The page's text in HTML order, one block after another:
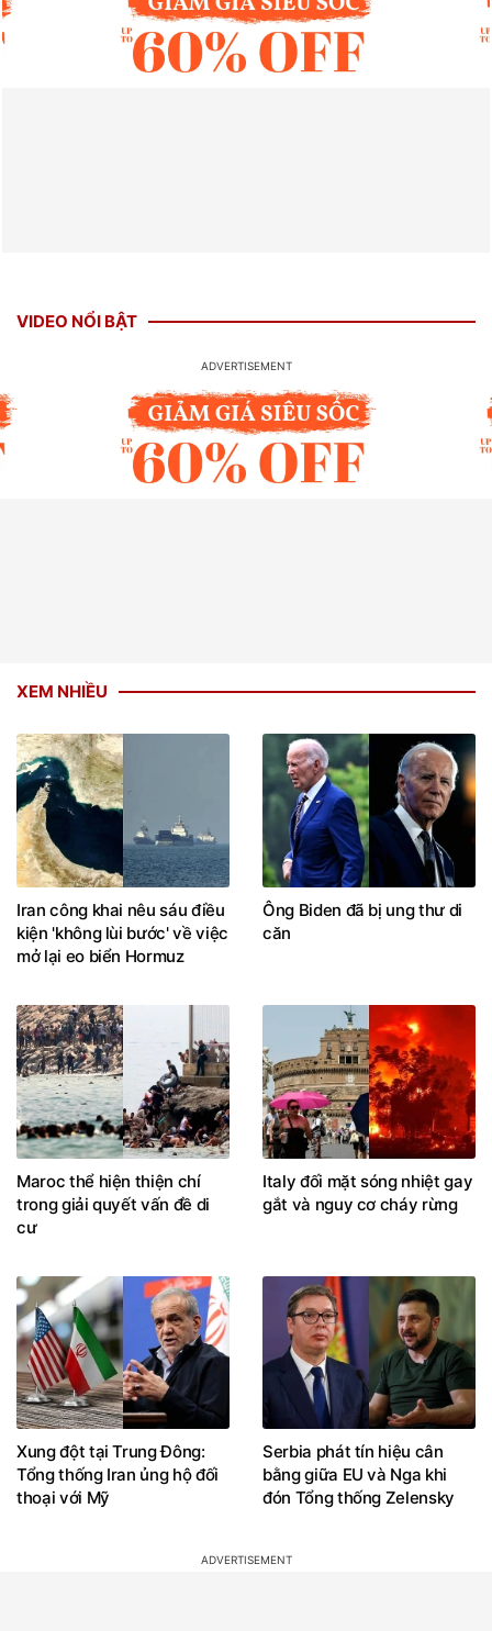
VIDEO NỔI BẬT
XEM NHIỀU
Iran công khai nêu sáu điều
kiện 'không lùi bước' về việc
mở lại eo biển Hormuz
Ông Biden đã bị ung thư di
căn
Maroc thể hiện thiện chí
trong giải quyết vấn đề di
cư
Italy đối mặt sóng nhiệt gay
gắt và nguy cơ cháy rừng
Xung đột tại Trung Đông:
Tổng thống Iran ủng hộ đối
thoại với Mỹ
Serbia phát tín hiệu cân
bằng giữa EU và Nga khi
đón Tổng thống Zelensky